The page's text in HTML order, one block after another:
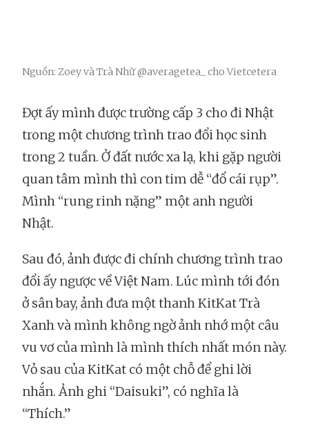
Nguồn: Zoey và Trà Nhữ @averagetea_ cho Vietcetera
Đợt ấy mình được trường cấp 3 cho đi Nhật
trong một chương trình trao đổi học sinh
trong 2 tuần. Ở đất nước xa lạ, khi gặp người
quan tâm mình thì con tim dễ “đổ cái rụp”.
Mình “rung rinh nặng” một anh người
Nhật.
Sau đó, ảnh được đi chính chương trình trao
đổi ấy ngược về Việt Nam. Lúc mình tới đón
ở sân bay, ảnh đưa một thanh KitKat Trà
Xanh và mình không ngờ ảnh nhớ một câu
vu vơ của mình là mình thích nhất món này.
Vỏ sau của KitKat có một chỗ để ghi lời
nhắn. Ảnh ghi “Daisuki”, có nghĩa là
“Thích.”